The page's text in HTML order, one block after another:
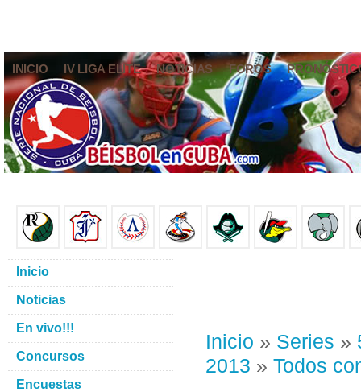
INICIO IV LIGA ELITE NOTICIAS FOROS
Inicio » Series »
2013 » Todos
Inicio
Noticias
En vivo!!!
Concursos
Encuestas